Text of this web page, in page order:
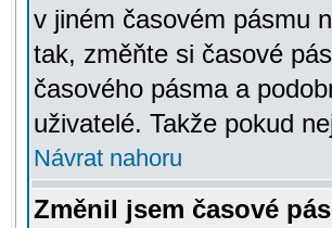
v jiném časovém pásmu
tak, změňte si časové
časového pásma a
uživatelé. Takže pokud
Návrat nahoru
Změnil jsem časové